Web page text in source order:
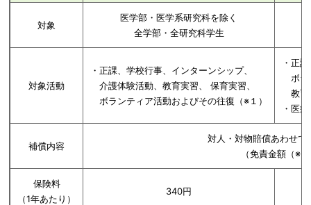
対象
医学部・医学系研究科を除く
全学部・全研究科学生
対象活動
・正課、学校行事、インターンシップ、
介護体験活動、教育実習、 保育実習、
ボランティア活動およびその往復（※１）
・正
ボラ
教育
・医
補償内容
対人・対物賠償あわせて
（免責金額（※
保険料
（1年あたり）
340円